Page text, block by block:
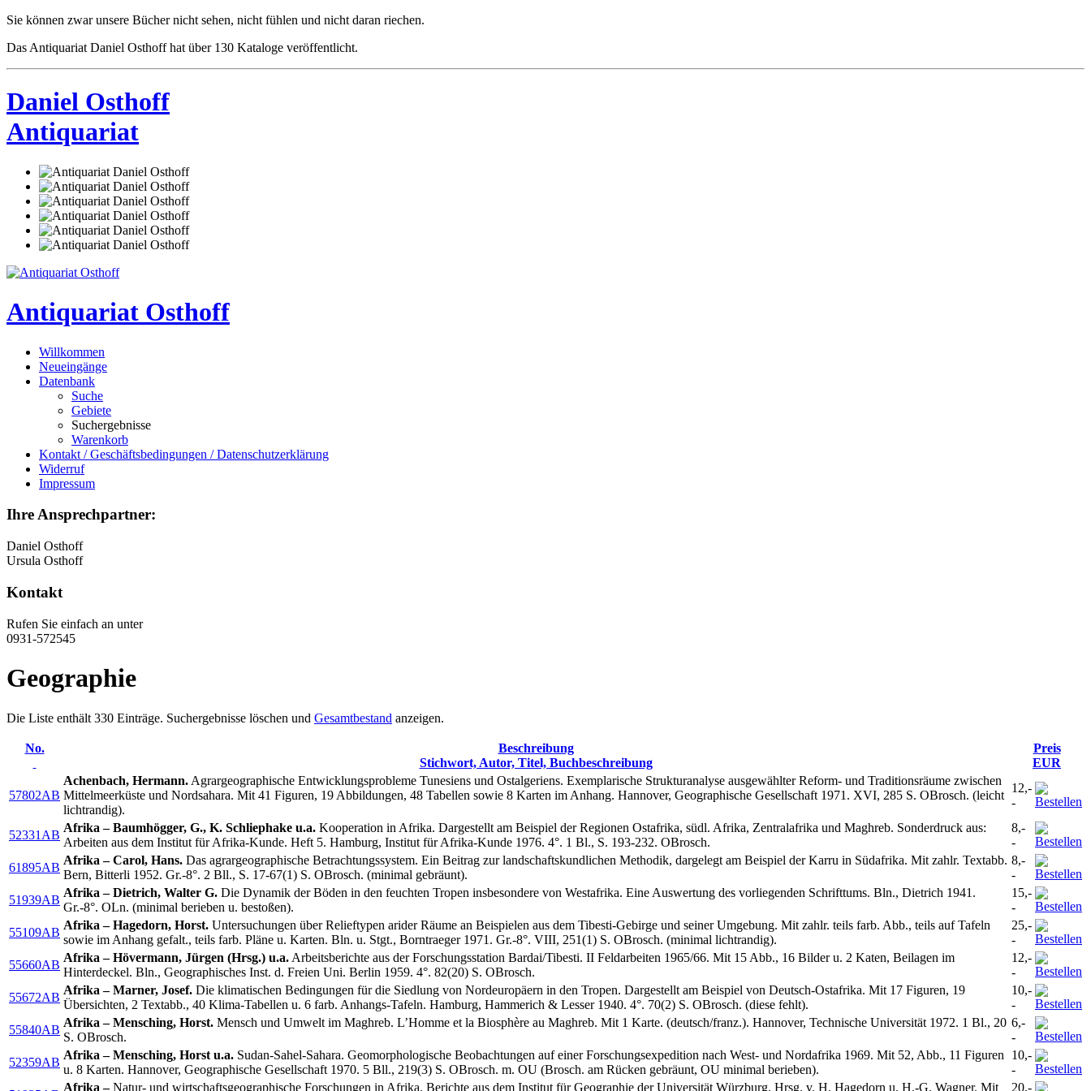
Sie können zwar unsere Bücher nicht sehen, nicht fühlen und nicht daran riechen.
Das Antiquariat Daniel Osthoff hat über 130 Kataloge veröffentlicht.
Daniel Osthoff
Antiquariat
Antiquariat Osthoff
Willkommen
Neueingänge
Datenbank
Suche
Gebiete
Suchergebnisse
Warenkorb
Kontakt / Geschäftsbedingungen / Datenschutzerklärung
Widerruf
Impressum
Ihre Ansprechpartner:
Daniel Osthoff
Ursula Osthoff
Kontakt
Rufen Sie einfach an unter
0931-572545
Geographie
Die Liste enthält 330 Einträge. Suchergebnisse löschen und Gesamtbestand anzeigen.
No.
Beschreibung
Stichwort, Autor, Titel, Buchbeschreibung
Preis
EUR
57802AB
Achenbach, Hermann. Agrargeographische Entwicklungsprobleme Tunesiens und Ostalgeriens. Exemplarische Strukturanalyse ausgewählter Reform- und Traditionsräume zwischen
Mittelmeerküste und Nordsahara. Mit 41 Figuren, 19 Abbildungen, 48 Tabellen sowie 8 Karten im Anhang. Hannover, Geographische Gesellschaft 1971. XVI, 285 S. OBrosch. (leicht
lichtrandig).
12,-
-
52331AB
Afrika – Baumhögger, G., K. Schliephake u.a. Kooperation in Afrika. Dargestellt am Beispiel der Regionen Ostafrika, südl. Afrika, Zentralafrika und Maghreb. Sonderdruck aus:
Arbeiten aus dem Institut für Afrika-Kunde. Heft 5. Hamburg, Institut für Afrika-Kunde 1976. 4°. 1 Bl., S. 193-232. OBrosch.
8,-
-
61895AB
Afrika – Carol, Hans. Das agrargeographische Betrachtungssystem. Ein Beitrag zur landschaftskundlichen Methodik, dargelegt am Beispiel der Karru in Südafrika. Mit zahlr. Textabb.
Bern, Bitterli 1952. Gr.-8°. 2 Bll., S. 17-67(1) S. OBrosch. (minimal gebräunt).
8,-
-
51939AB
Afrika – Dietrich, Walter G. Die Dynamik der Böden in den feuchten Tropen insbesondere von Westafrika. Eine Auswertung des vorliegenden Schrifttums. Bln., Dietrich 1941.
Gr.-8°. OLn. (minimal berieben u. bestoßen).
15,-
-
55109AB
Afrika – Hagedorn, Horst. Untersuchungen über Relieftypen arider Räume an Beispielen aus dem Tibesti-Gebirge und seiner Umgebung. Mit zahlr. teils farb. Abb., teils auf Tafeln
sowie im Anhang gefalt., teils farb. Pläne u. Karten. Bln. u. Stgt., Borntraeger 1971. Gr.-8°. VIII, 251(1) S. OBrosch. (minimal lichtrandig).
25,-
-
55660AB
Afrika – Hövermann, Jürgen (Hrsg.) u.a. Arbeitsberichte aus der Forschungsstation Bardai/Tibesti. II Feldarbeiten 1965/66. Mit 15 Abb., 16 Bilder u. 2 Katen, Beilagen im
Hinterdeckel. Bln., Geographisches Inst. d. Freien Uni. Berlin 1959. 4°. 82(20) S. OBrosch.
12,-
-
55672AB
Afrika – Marner, Josef. Die klimatischen Bedingungen für die Siedlung von Nordeuropäern in den Tropen. Dargestellt am Beispiel von Deutsch-Ostafrika. Mit 17 Figuren, 19
Übersichten, 2 Textabb., 40 Klima-Tabellen u. 6 farb. Anhangs-Tafeln. Hamburg, Hammerich & Lesser 1940. 4°. 70(2) S. OBrosch. (diese fehlt).
10,-
-
55840AB
Afrika – Mensching, Horst. Mensch und Umwelt im Maghreb. L’Homme et la Biosphère au Maghreb. Mit 1 Karte. (deutsch/franz.). Hannover, Technische Universität 1972. 1 Bl., 20
S. OBrosch.
6,-
-
52359AB
Afrika – Mensching, Horst u.a. Sudan-Sahel-Sahara. Geomorphologische Beobachtungen auf einer Forschungsexpedition nach West- und Nordafrika 1969. Mit 52, Abb., 11 Figuren
u. 8 Karten. Hannover, Geographische Gesellschaft 1970. 5 Bll., 219(3) S. OBrosch. m. OU (Brosch. am Rücken gebräunt, OU minimal berieben).
10,-
-
Afrika –Natur- und wirtschaftsgeographische Forschungen in Afrika. Berichte aus dem Institut für Geographie der Universität Würzburg. Hrsg. v. H. Hagedorn u. H.-G. Wagner. Mit 20,-